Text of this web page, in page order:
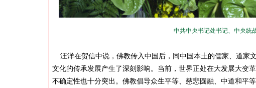
中共中央书记处书记、中央统
汪洋在贺信中说，佛教传入中国后，同中国本土的儒家、道家
文化的传承发展产生了深刻影响。当前，世界正处在大发展大变
不确定性也十分突出。佛教倡导众生平等、慈悲圆融、中道和平